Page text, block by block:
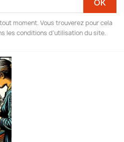
moment. Vous trouverez pour cela
les conditions d'utilisation du site.